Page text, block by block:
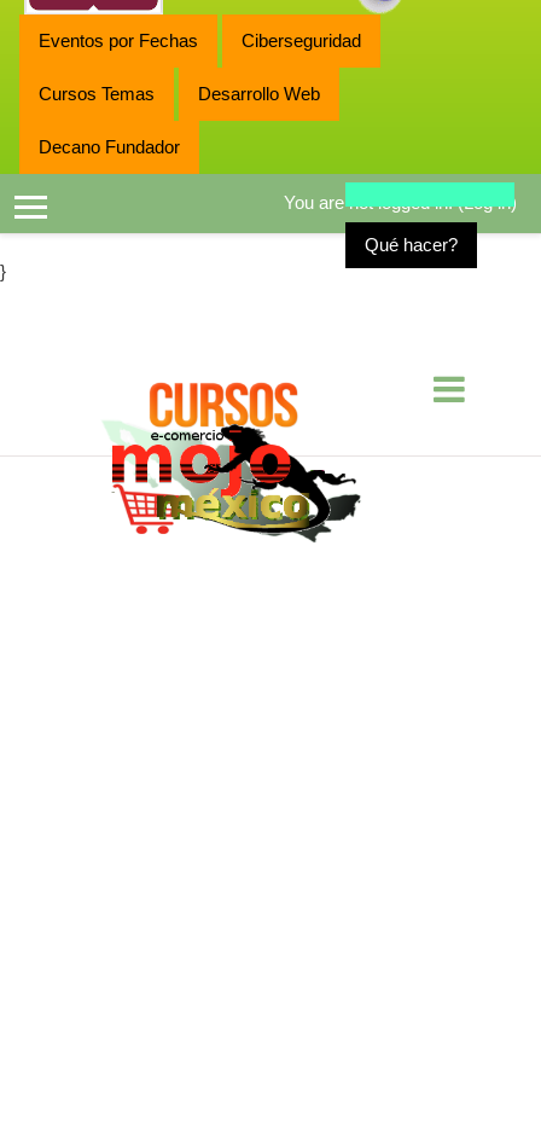
Eventos por Fechas Ciberseguridad
Cursos Temas Desarrollo Web
Decano Fundador
Side panel You are not logged in. (Log in)
Qué hacer?
}